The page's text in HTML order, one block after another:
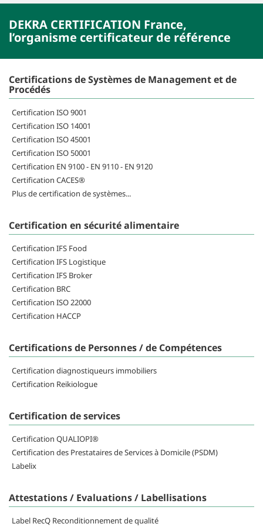
DEKRA CERTIFICATION France,
l’organisme certificateur de référence
Certifications de Systèmes de Management et de
Procédés
Certification ISO 9001
Certification ISO 14001
Certification ISO 45001
Certification ISO 50001
Certification EN 9100 - EN 9110 - EN 9120
Certification CACES®
Plus de certification de systèmes...
Certification en sécurité alimentaire
Certification IFS Food
Certification IFS Logistique
Certification IFS Broker
Certification BRC
Certification ISO 22000
Certification HACCP
Certifications de Personnes / de Compétences
Certification diagnostiqueurs immobiliers
Certification Reikiologue
Certification de services
Certification QUALIOPI®
Certification des Prestataires de Services à Domicile (PSDM)
Labelix
Attestations / Evaluations / Labellisations
Label RecQ Reconditionnement de qualité